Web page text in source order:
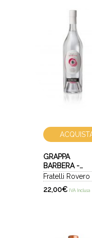
GRAPPA
BARBERA -
NATIVA
Fratelli Rovero
22,00€ IVA Inclusa